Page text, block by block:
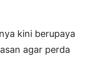
kini berupaya
agar perda